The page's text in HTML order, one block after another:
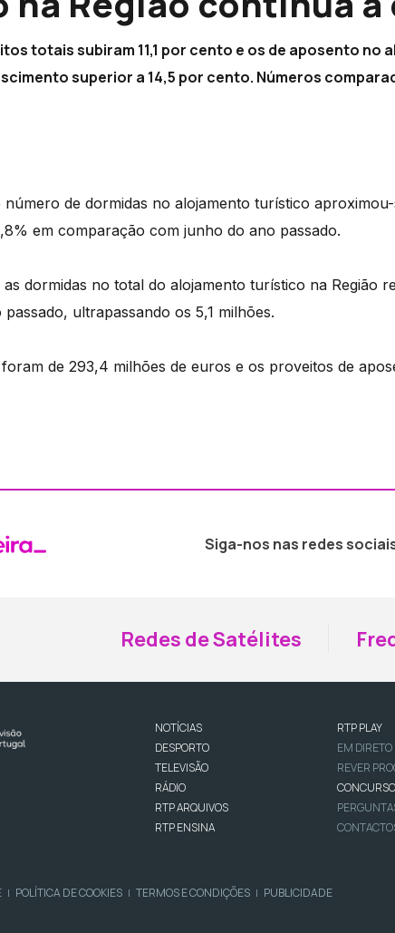
totais subiram 11,1 por cento e os de aposento
superior a 14,5 por cento. Números
de dormidas no alojamento turístico
em comparação com junho do ano passado.
dormidas no total do alojamento turístico na Região
ultrapassando os 5,1 milhões.
de 293,4 milhões de euros e os proveitos de
Siga-nos nas redes
Redes de Satélites
NOTÍCIAS
DESPORTO
TELEVISÃO
RÁDIO
RTP ARQUIVOS
RTP ENSINA
RTP PLAY
EM DIRETO
REVER
| POLÍTICA DE COOKIES | TERMOS E CONDIÇÕES | PUBLICIDADE